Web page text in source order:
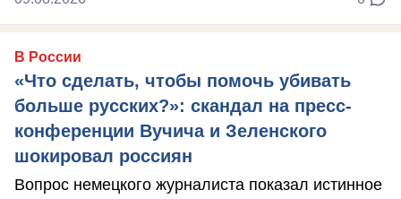
В России
«Что сделать, чтобы помочь убивать
больше русских?»: скандал на пресс-
конференции Вучича и Зеленского
шокировал россиян
Вопрос немецкого журналиста показал истинное